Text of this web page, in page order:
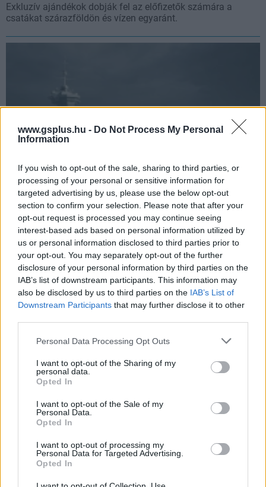
www.gsplus.hu - Do Not Process My Personal
Information
If you wish to opt-out of the sale, sharing to third parties, or
processing of your personal or sensitive information for
targeted advertising by us, please use the below opt-out
section to confirm your selection. Please note that after your
opt-out request is processed you may continue seeing
interest-based ads based on personal information utilized by
us or personal information disclosed to third parties prior to
your opt-out. You may separately opt-out of the further
disclosure of your personal information by third parties on the
IAB’s list of downstream participants. This information may
also be disclosed by us to third parties on the IAB’s List of
Downstream Participants that may further disclose it to other
Please note that this website/app uses one or more Google
not limited to your visit or usage behaviour. You may click to
grant or deny consent to Google and its third-party tags to
use your data for below specified purposes in below Google
consent section.
Personal Data Processing Opt Outs
I want to opt-out of the Sharing of my
personal data.
Opted In
I want to opt-out of the Sale of my
Personal Data.
Opted In
I want to opt-out of processing my
Personal Data for Targeted Advertising.
Opted In
Exkluzív ajándékok dobják fel az előfizetők számára a
csatákat szárazföldön és vízen egyaránt.
Ezek lesznek a World of Tanks: HEAT térképei és
játékmódjai
| 2026.03.27 06:21
Új videó mutatja meg, mitől válik minden meccs
kiszámíthatatlanná a Wargaming készülő játékában.
Tommy Angelo tankkal vereti Lost Heaven utcáin - a
Mafia és a World of Tanks crossoverére nem állt
készen a világ, mégis itt van
| 2026.03.17 08:40
Sikerült meglepetést okozni a Wargamingnek.